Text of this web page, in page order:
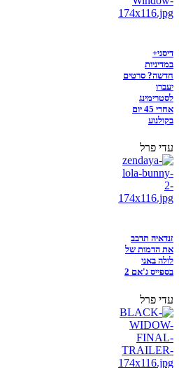
דיסני+
במדיניות
חדשה? סרטים
יעברו
לסטרימינג
אחרי 45 יום
בקולנוע
עדי פרל
זנדאיה תדבב
את הדמות של
לולה באני
בספייס ג'אם 2
עדי פרל